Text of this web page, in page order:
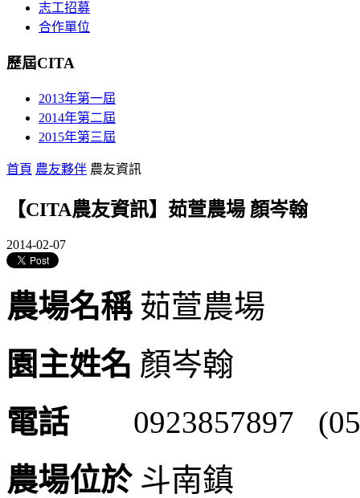
志工招募
合作單位
歷屆CITA
2013年第一屆
2014年第二屆
2015年第三屆
首頁 農友夥伴 農友資訊
【CITA農友資訊】茹萱農場 顏岑翰
2014-02-07
農場名稱茹萱農場
園主姓名 顏岑翰
電話 0923857897
農場位於斗南鎮